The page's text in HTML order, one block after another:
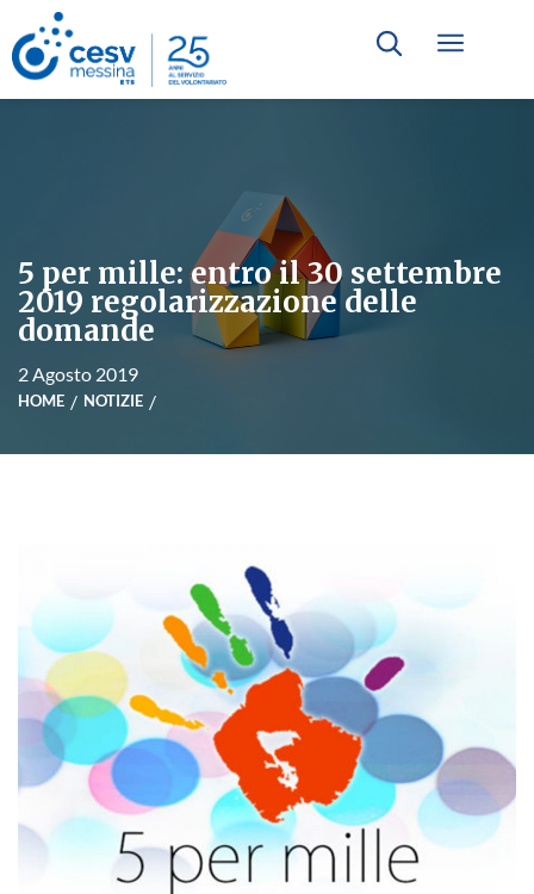
5 per mille: entro il 30 settembre
2019 regolarizzazione delle
domande
2 Agosto 2019
HOME NOTIZIE